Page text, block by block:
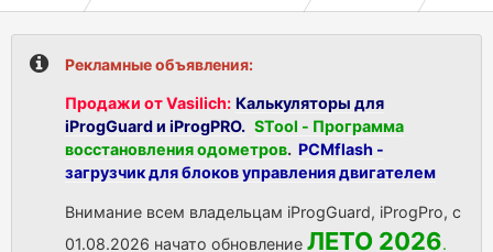
Рекламные объявления:
Продажи от Vasilich: Калькуляторы для
iProgGuard и iProgPRO. STool - Программа
восстановления одометров. PCMflash -
загрузчик для блоков управления двигателем
Внимание всем владельцам iProgGuard, iProgPro, с
01.08.2026 начато обновление ЛЕТО 2026.